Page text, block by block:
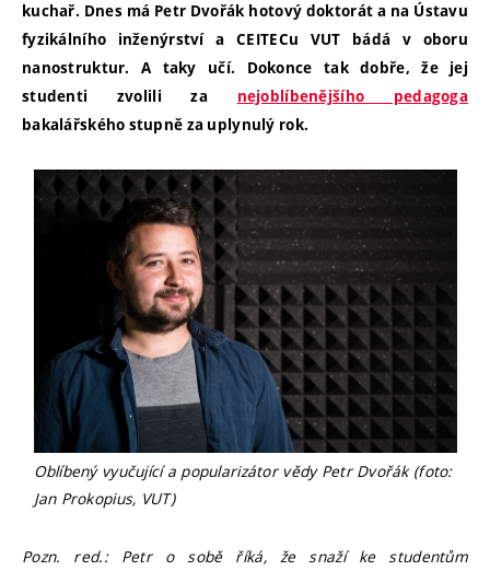
kuchař. Dnes má Petr Dvořák hotový doktorát a na Ústavu
fyzikálního inženýrství a CEITECu VUT bádá v oboru
nanostruktur. A taky učí. Dokonce tak dobře, že jej
studenti zvolili za nejoblíbenějšího pedagoga
bakalářského stupně za uplynulý rok.
Oblíbený vyučující a popularizátor vědy Petr Dvořák (foto:
Jan Prokopius, VUT)
Pozn. red.: Petr o sobě říká, že snaží ke studentům